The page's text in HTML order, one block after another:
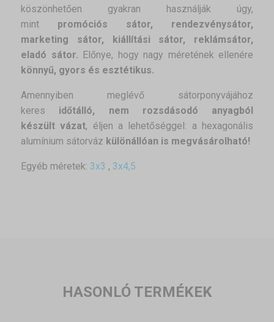
köszönhetően gyakran használják úgy,
mint promóciós sátor, rendezvénysátor,
marketing sátor, kiállítási sátor, reklámsátor,
eladó sátor. Előnye, hogy nagy méretének ellenére
könnyű, gyors és esztétikus.
Amennyiben meglévő sátorponyvájához
keres időtálló, nem rozsdásodó anyagból
készült vázat, éljen a lehetőséggel: a hexagonális
alumínium sátorváz különállóan is megvásárolható!
Egyéb méretek: 3x3 , 3x4,5
HASONLÓ TERMÉKEK